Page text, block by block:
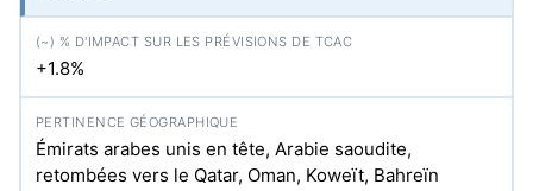
+1.8%
Émirats arabes unis en tête, Arabie saoudite,
retombées vers le Qatar, Oman, Koweït, Bahreïn